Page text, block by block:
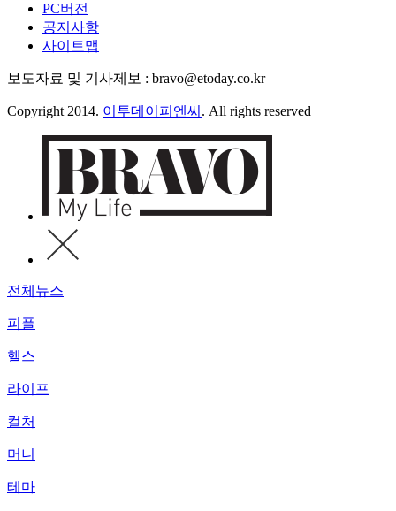
PC버전
공지사항
사이트맵
보도자료 및 기사제보 : bravo@etoday.co.kr
Copyright 2014. 이투데이피엔씨 . All rights reserved
전체뉴스
피플
헬스
라이프
컬처
머니
테마